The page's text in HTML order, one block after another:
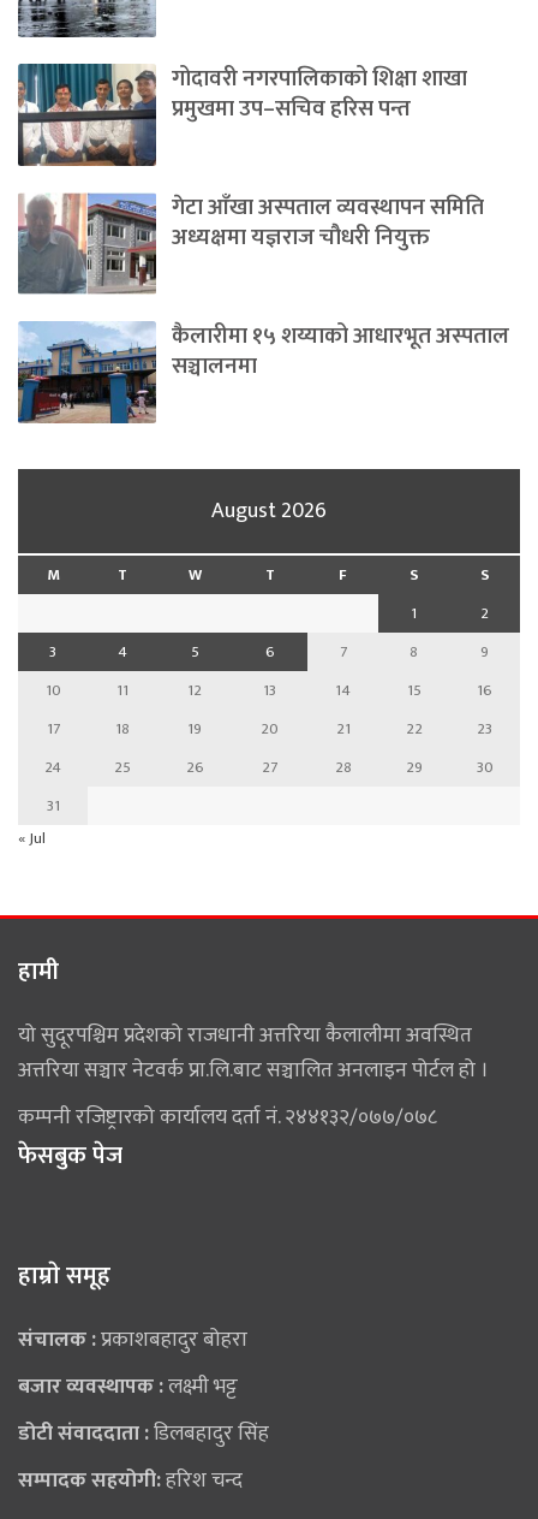
गोदावरी नगरपालिकाको शिक्षा शाखा
प्रमुखमा उप–सचिव हरिस पन्त
गेटा आँखा अस्पताल व्यवस्थापन समिति
अध्यक्षमा यज्ञराज चौधरी नियुक्त
कैलारीमा १५ शय्याको आधारभूत अस्पताल
सञ्चालनमा
August 2026
M T W T F S
S
1
2
3
4 5 6 7 8
9
10
11 12 13 14 15
16
17
18 19 20 21 22
23
24
25 26 27 28 29
30
31
« Jul
हामी
यो सुदूरपश्चिम प्रदेशको राजधानी अत्तरिया कैलालीमा अवस्थित
अत्तरिया सञ्चार नेटवर्क प्रा.लि.बाट सञ्चालित अनलाइन पोर्टल हो ।
कम्पनी रजिष्ट्रारको कार्यालय दर्ता नं. २४४१३२/०७७/०७८
फेसबुक पेज
हाम्राे समूह
संचालक :प्रकाशबहादुर बोहरा
बजार व्यवस्थापक :लक्ष्मी भट्ट
डोटी संवाददाता :डिलबहादुर सिंह
सम्पादक सहयोगी:हरिश चन्द